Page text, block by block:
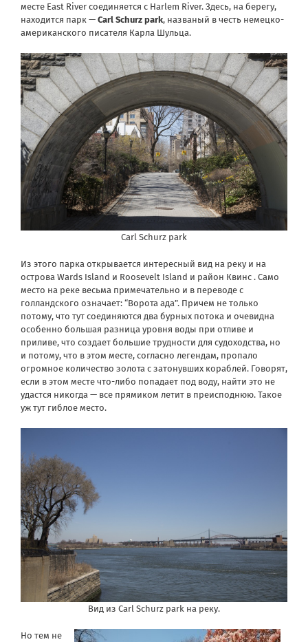
месте East River соединяется с Harlem River. Здесь, на берегу,
находится парк — Carl Schurz park, названый в честь немецко-
американского писателя Карла Шульца.
Carl Schurz park
Из этого парка открывается интересный вид на реку и на
острова Wards Island и Roosevelt Island и район Квинс . Само
место на реке весьма примечательно и в переводе с
голландского означает: “Ворота ада”. Причем не только
потому, что тут соединяются два бурных потока и очевидна
особенно большая разница уровня воды при отливе и
приливе, что создает большие трудности для судоходства, но
и потому, что в этом месте, согласно легендам, пропало
огромное количество золота с затонувших кораблей. Говорят,
если в этом месте что-либо попадает под воду, найти это не
удастся никогда — все прямиком летит в преисподнюю. Такое
уж тут гиблое место.
Вид из Carl Schurz park на реку.
Но тем не